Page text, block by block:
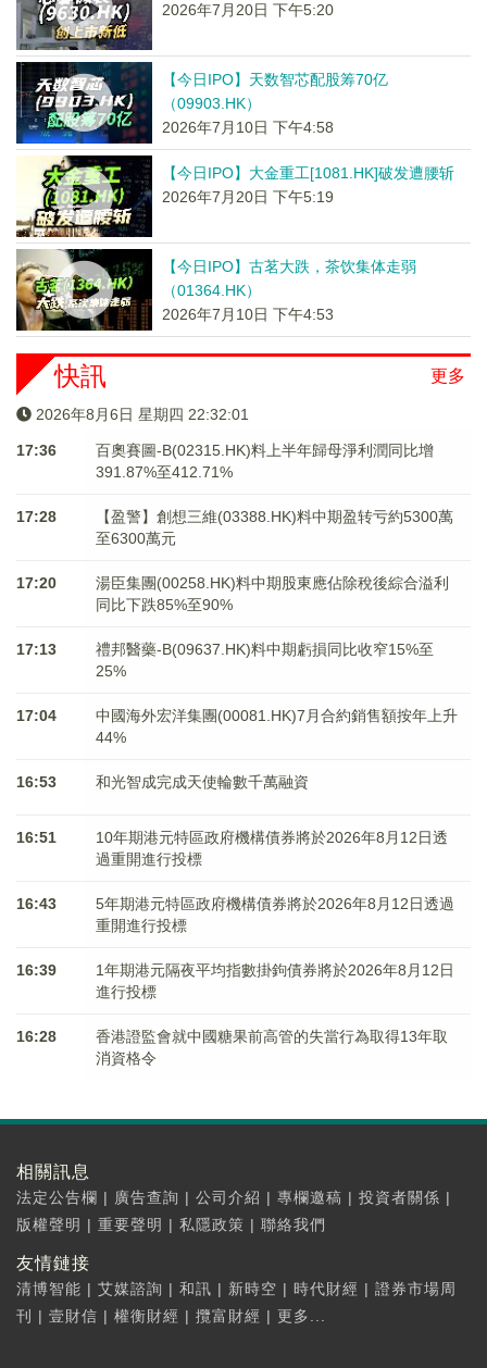
2026年7月20日 下午5:20
【今日IPO】天数智芯配股筹70亿
（09903.HK）
2026年7月10日 下午4:58
【今日IPO】大金重工[1081.HK]破发遭腰斩
2026年7月20日 下午5:19
【今日IPO】古茗大跌，茶饮集体走弱
（01364.HK）
2026年7月10日 下午4:53
更多
快訊
2026年8月6日 星期四 22:32:01
17:36
百奧賽圖-B(02315.HK)料上半年歸母淨利潤同比增
391.87%至412.71%
17:28
【盈警】創想三維(03388.HK)料中期盈转亏約5300萬
至6300萬元
17:20
湯臣集團(00258.HK)料中期股東應佔除稅後綜合溢利
同比下跌85%至90%
17:13
禮邦醫藥-B(09637.HK)料中期虧損同比收窄15%至
25%
17:04
中國海外宏洋集團(00081.HK)7月合約銷售額按年上升
44%
16:53 和光智成完成天使輪數千萬融資
16:51
10年期港元特區政府機構債券將於2026年8月12日透
過重開進行投標
16:43
5年期港元特區政府機構債券將於2026年8月12日透過
重開進行投標
16:39
1年期港元隔夜平均指數掛鉤債券將於2026年8月12日
進行投標
16:28
香港證監會就中國糖果前高管的失當行為取得13年取
消資格令
相關訊息
法定公告欄 | 廣告查詢 | 公司介紹 | 專欄邀稿 | 投資者關係 |
版權聲明 | 重要聲明 | 私隱政策 | 聯絡我們
友情鏈接
清博智能 | 艾媒諮詢 | 和訊 | 新時空 | 時代財經 | 證券市場周
刊
| 壹財信 | 權衡財經 | 攬富財經 | 更多...